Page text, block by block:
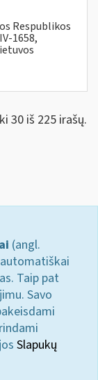
Respublikos
1658,
30 iš 225 irašų.
(angl.
Taip pat
Savo
Slapukų